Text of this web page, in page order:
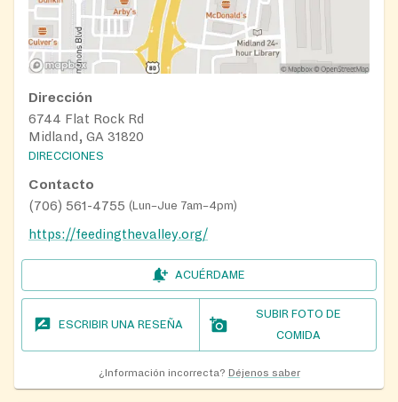
Dirección
6744 Flat Rock Rd
Midland, GA 31820
DIRECCIONES
Contacto
(706) 561-4755 ( Lun–Jue 7am–4pm)
https://feedingthevalley.org/
ACUÉRDAME
ESCRIBIR UNA RESEÑA
SUBIR FOTO DE
COMIDA
¿Información incorrecta? Déjenos saber